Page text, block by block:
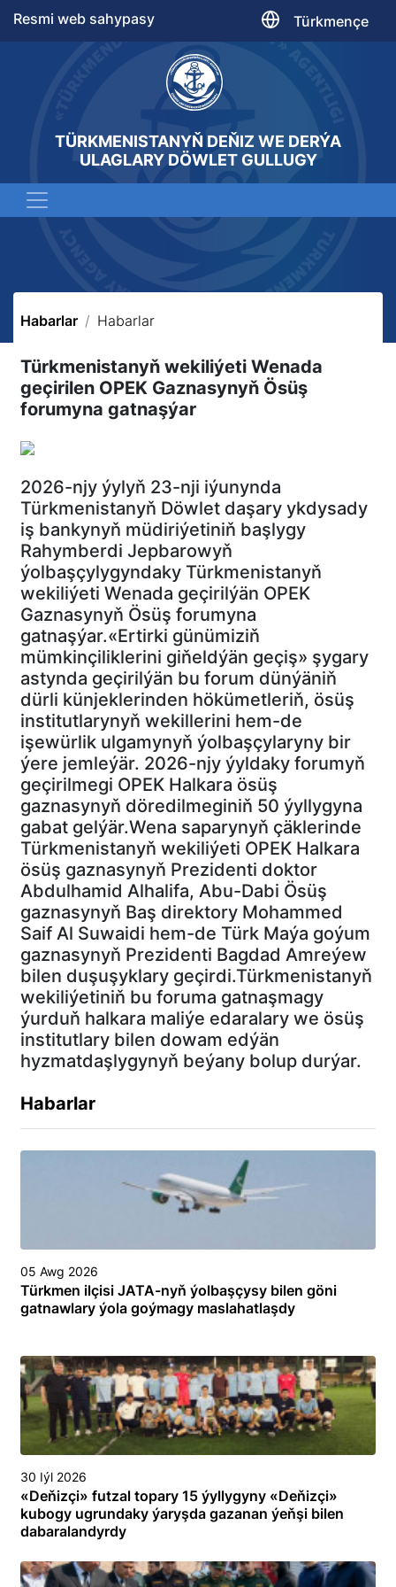
Resmi web sahypasy Türkmençe
TÜRKMENISTANYŇ DEŇIZ WE DERÝA
ULAGLARY DÖWLET GULLUGY
Habarlar Habarlar
Türkmenistanyň wekiliýeti Wenada
geçirilen OPEK Gaznasynyň Ösüş
forumyna gatnaşýar
2026-njy ýylyň 23-nji iýunynda
Türkmenistanyň Döwlet daşary ykdysady
iş bankynyň müdiriýetiniň başlygy
Rahymberdi Jepbarowyň
ýolbaşçylygyndaky Türkmenistanyň
wekiliýeti Wenada geçirilýän OPEK
Gaznasynyň Ösüş forumyna
gatnaşýar.«Ertirki günümiziň
mümkinçiliklerini giňeldýän geçiş» şygary
astynda geçirilýän bu forum dünýäniň
dürli künjeklerinden hökümetleriň, ösüş
institutlarynyň wekillerini hem-de
işewürlik ulgamynyň ýolbaşçylaryny bir
ýere jemleýär. 2026-njy ýyldaky forumyň
geçirilmegi OPEK Halkara ösüş
gaznasynyň döredilmeginiň 50 ýyllygyna
gabat gelýär.Wena saparynyň çäklerinde
Türkmenistanyň wekiliýeti OPEK Halkara
ösüş gaznasynyň Prezidenti doktor
Abdulhamid Alhalifa, Abu-Dabi Ösüş
gaznasynyň Baş direktory Mohammed
Saif Al Suwaidi hem-de Türk Maýa goýum
gaznasynyň Prezidenti Bagdad Amreýew
bilen duşuşyklary geçirdi.Türkmenistanyň
wekiliýetiniň bu foruma gatnaşmagy
ýurduň halkara maliýe edaralary we ösüş
institutlary bilen dowam edýän
hyzmatdaşlygynyň beýany bolup durýar.
Habarlar
05 Awg 2026
Türkmen ilçisi JATA-nyň ýolbaşçysy bilen göni
gatnawlary ýola goýmagy maslahatlaşdy
30 Iýl 2026
«Deňizçi» futzal topary 15 ýyllygyny «Deňizçi»
kubogy ugrundaky ýaryşda gazanan ýeňşi bilen
dabaralandyrdy